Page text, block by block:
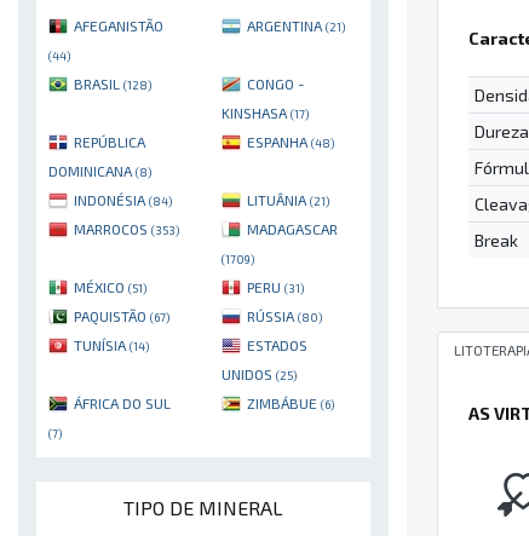
AFEGANISTÃO
(44)
ARGENTINA (21)
BRASIL (128)
CONGO -
KINSHASA (17)
REPÚBLICA
DOMINICANA (8)
ESPANHA (48)
INDONÉSIA (84) LITUÂNIA (21)
MARROCOS (353) MADAGASCAR
(1709)
MÉXICO (51) PERU (31)
PAQUISTÃO (67) RÚSSIA (80)
TUNÍSIA (14)
ESTADOS
UNIDOS (25)
ÁFRICA DO SUL
(7)
ZIMBÁBUE (6)
TIPO DE MINERAL
Dureza
Break
AS